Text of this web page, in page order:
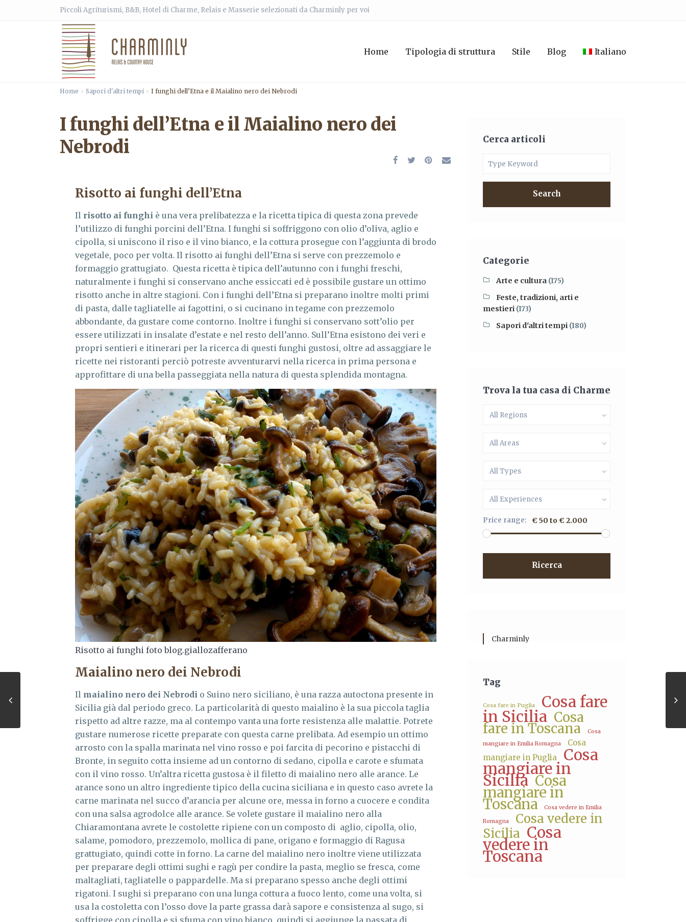
Piccoli Agriturismi, B&B, Hotel di Charme, Relais e Masserie selezionati da Charminly per voi
Home Tipologia di struttura Stile Blog Italiano
Home Sapori d'altri tempi I funghi dell’Etna e il Maialino nero dei Nebrodi
I funghi dell’Etna e il Maialino nero dei
Nebrodi
Risotto ai funghi dell’Etna
Il risotto ai funghi è una vera prelibatezza e la ricetta tipica di questa zona prevede
l’utilizzo di funghi porcini dell’Etna. I funghi si soffriggono con olio d’oliva, aglio e
cipolla, si uniscono il riso e il vino bianco, e la cottura prosegue con l’aggiunta di brodo
vegetale, poco per volta. Il risotto ai funghi dell’Etna si serve con prezzemolo e
formaggio grattugiato. Questa ricetta è tipica dell’autunno con i funghi freschi,
naturalmente i funghi si conservano anche essiccati ed è possibile gustare un ottimo
risotto anche in altre stagioni. Con i funghi dell’Etna si preparano inoltre molti primi
di pasta, dalle tagliatelle ai fagottini, o si cucinano in tegame con prezzemolo
abbondante, da gustare come contorno. Inoltre i funghi si conservano sott’olio per
essere utilizzati in insalate d’estate e nel resto dell’anno. Sull’Etna esistono dei veri e
propri sentieri e itinerari per la ricerca di questi funghi gustosi, oltre ad assaggiare le
ricette nei ristoranti perciò potreste avventurarvi nella ricerca in prima persona e
approfittare di una bella passeggiata nella natura di questa splendida montagna.
Risotto ai funghi foto blog.giallozafferano
Maialino nero dei Nebrodi
Il maialino nero dei Nebrodi o Suino nero siciliano, è una razza autoctona presente in
Sicilia già dal periodo greco. La particolarità di questo maialino è la sua piccola taglia
rispetto ad altre razze, ma al contempo vanta una forte resistenza alle malattie. Potrete
gustare numerose ricette preparate con questa carne prelibata. Ad esempio un ottimo
arrosto con la spalla marinata nel vino rosso e poi farcita di pecorino e pistacchi di
Bronte, in seguito cotta insieme ad un contorno di sedano, cipolla e carote e sfumata
con il vino rosso. Un’altra ricetta gustosa è il filetto di maialino nero alle arance. Le
arance sono un altro ingrediente tipico della cucina siciliana e in questo caso avrete la
carne marinata nel succo d’arancia per alcune ore, messa in forno a cuocere e condita
con una salsa agrodolce alle arance. Se volete gustare il maialino nero alla
Chiaramontana avrete le costolette ripiene con un composto di aglio, cipolla, olio,
salame, pomodoro, prezzemolo, mollica di pane, origano e formaggio di Ragusa
grattugiato, quindi cotte in forno. La carne del maialino nero inoltre viene utilizzata
per preparare degli ottimi sughi e ragù per condire la pasta, meglio se fresca, come
maltagliati, tagliatelle o pappardelle. Ma si preparano spesso anche degli ottimi
rigatoni. I sughi si preparano con una lunga cottura a fuoco lento, come una volta, si
usa la costoletta con l’osso dove la parte grassa darà sapore e consistenza al sugo, si
Cerca articoli
Search
Categorie
Arte e cultura (175)
Feste, tradizioni, arti e
mestieri (173)
Sapori d'altri tempi (180)
Trova la tua casa di Charme
All Regions
All Areas
All Types
All Experiences
Price range: € 50 to € 2.000
Ricerca
Charminly
Tag
Cosa fare in Puglia Cosa fare
in Sicilia Cosa
fare in Toscana
Cosa
mangiare in Emilia Romagna
Cosa
mangiare in Puglia
Cosa
mangiare in
Sicilia Cosa
mangiare in
Toscana Cosa vedere in Emilia
Romagna
Cosa vedere in
Sicilia Cosa
vedere in
Toscana